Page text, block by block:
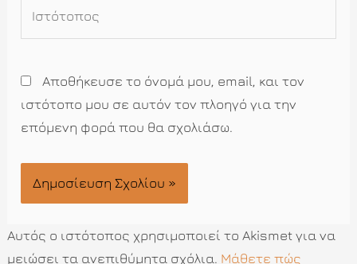
Αποθήκευσε το όνομά μου, email, και τον
ιστότοπο μου σε αυτόν τον πλοηγό για την
επόμενη φορά που θα σχολιάσω.
Αυτός ο ιστότοπος χρησιμοποιεί το Akismet για να
μειώσει τα ανεπιθύμητα σχόλια. Μάθετε πώς